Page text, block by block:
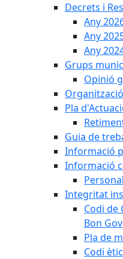
Decrets i
Any
Any
Any
Grups
Opinió
Pla
Guia de
Informació
Informació
Integritat
Codi de
Bon
Pla de
Codi ètic